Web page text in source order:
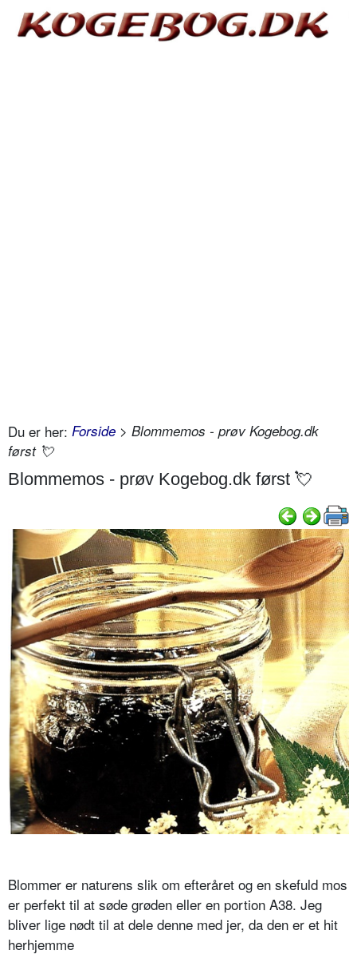
Du er her: Forside > Blommemos - prøv Kogebog.dk
først 💘
Blommemos - prøv Kogebog.dk først 💘
Blommer er naturens slik om efteråret og en skefuld mos
er perfekt til at søde grøden eller en portion A38. Jeg
bliver lige nødt til at dele denne med jer, da den er et hit
herhjemme